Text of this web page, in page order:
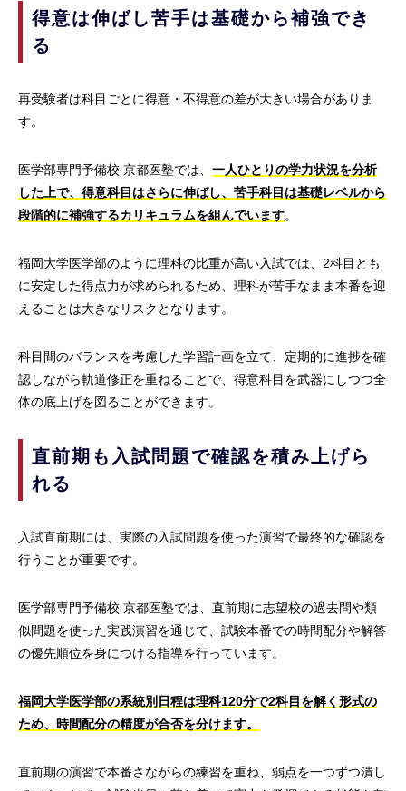
得意は伸ばし苦手は基礎から補強でき
る
再受験者は科目ごとに得意・不得意の差が大きい場合がありま
す。
医学部専門予備校 京都医塾では、 一人ひとりの学力状況を分析
した上で、得意科目はさらに伸ばし、苦手科目は基礎レベルから
段階的に補強するカリキュラムを組んでいます。
福岡大学医学部のように理科の比重が高い入試では、2科目とも
に安定した得点力が求められるため、理科が苦手なまま本番を迎
えることは大きなリスクとなります。
科目間のバランスを考慮した学習計画を立て、定期的に進捗を確
認しながら軌道修正を重ねることで、得意科目を武器にしつつ全
体の底上げを図ることができます。
直前期も入試問題で確認を積み上げら
れる
入試直前期には、実際の入試問題を使った演習で最終的な確認を
行うことが重要です。
医学部専門予備校 京都医塾では、直前期に志望校の過去問や類
似問題を使った実践演習を通じて、試験本番での時間配分や解答
の優先順位を身につける指導を行っています。
福岡大学医学部の系統別日程は理科120分で2科目を解く形式の
ため、時間配分の精度が合否を分けます。
直前期の演習で本番さながらの練習を重ね、弱点を一つずつ潰し